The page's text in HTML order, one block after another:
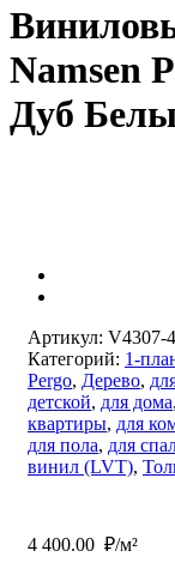
Namsen
Дуб
Артикул: V4307-
Категорий: 1-
Pergo, Дерево,
детской, для дома,
квартиры, для
для пола, для
винил (LVT),
4 400.00 ₽/м²